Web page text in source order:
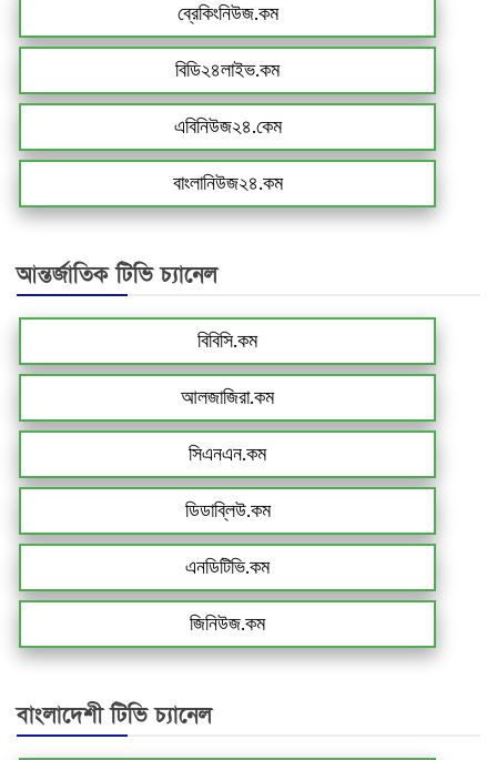
ব্রেকিংনিউজ.কম
বিডি২৪লাইভ.কম
এবিনিউজ২৪.কেম
বাংলানিউজ২৪.কম
আন্তর্জাতিক টিভি চ্যানেল
বিবিসি.কম
আলজাজিরা.কম
সিএনএন.কম
ডিডাব্লিউ.কম
এনডিটিভি.কম
জিনিউজ.কম
বাংলাদেশী টিভি চ্যানেল